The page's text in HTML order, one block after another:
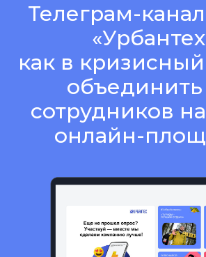
Телеграм-
как в
объединить
сотрудников
онлайн-